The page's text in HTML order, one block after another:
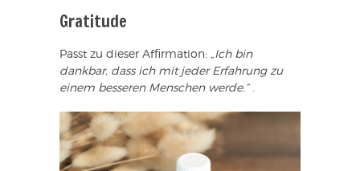
Gratitude
Passt zu dieser Affirmation: „Ich bin
dankbar, dass ich mit jeder Erfahrung zu
einem besseren Menschen werde.“